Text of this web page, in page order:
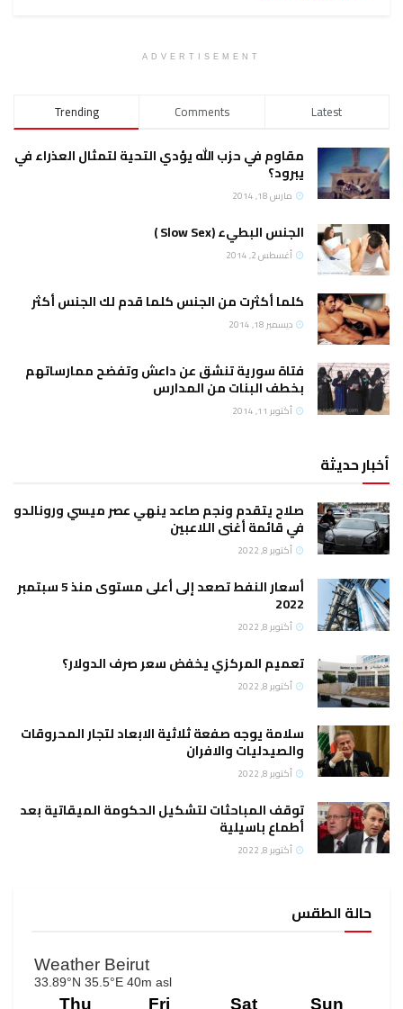
ADVERTISEMENT
Trending Comments Latest
مقاوم في حزب الله يؤدي التحية لتمثال العذراء في
يبرود؟
مارس 18, 2014
الجنس البطيء (Slow Sex )
أغسطس 2, 2014
كلما أكثرت من الجنس كلما قدم لك الجنس أكثر
ديسمبر 18, 2014
فتاة سورية تنشق عن داعش وتفضح ممارساتهم
بخطف البنات من المدارس
أكتوبر 11, 2014
أخبار حديثة
صلاح يتقدم ونجم صاعد ينهي عصر ميسي ورونالدو
في قائمة أغنى اللاعبين
أكتوبر 8, 2022
أسعار النفط تصعد إلى أعلى مستوى منذ 5 سبتمبر
2022
أكتوبر 8, 2022
تعميم المركزي يخفض سعر صرف الدولار؟
أكتوبر 8, 2022
سلامة يوجه صفعة ثلاثية الابعاد لتجار المحروقات
والصيدليات والافران
أكتوبر 8, 2022
توقف المباحثات لتشكيل الحكومة الميقاتية بعد
أطماع باسيلية
أكتوبر 8, 2022
حالة الطقس